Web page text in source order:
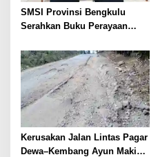
SMSI Provinsi Bengkulu
Serahkan Buku Perayaan
Bengkulu
Kerusakan Jalan Lintas Pagar
Dewa–Kembang Ayun Makin